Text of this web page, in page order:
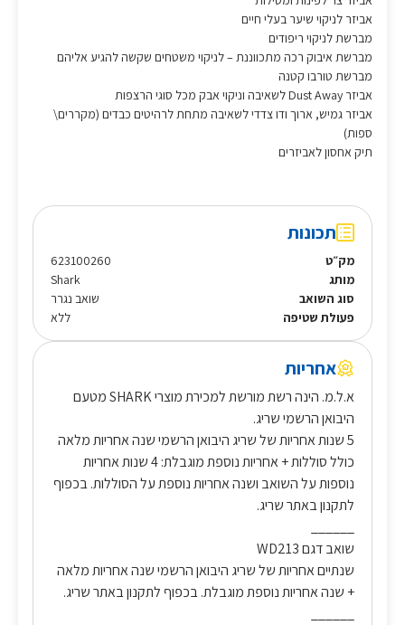
אביזר לניקוי שיער בעלי חיים
מברשת לניקוי ריפודים
מברשת איבוק רכה מתכווננת – לניקוי משטחים שקשה להגיע אליהם
מברשת טורבו קטנה
אביזר Dust Away לשאיבה וניקוי אבק מכל סוגי הרצפות
אביזר גמיש, ארוך ודו צדדי לשאיבה מתחת לרהיטים כבדים (מקררים\
ספות)
תיק אחסון לאביזרים
תכונות
מק״ט
623100260
מותג
Shark
סוג השואב
שואב נגרר
פעולת שטיפה
ללא
אחריות
א.ל.מ. הינה רשת מורשת למכירת מוצרי SHARK מטעם
היבואן הרשמי שריג.
5 שנות אחריות של שריג היבואן הרשמי שנה אחריות מלאה
כולל סוללות + אחריות נוספת מוגבלת: 4 שנות אחריות
נוספות על השואב ושנה אחריות נוספת על הסוללות. בכפוף
לתקנון באתר שריג.
שואב דגם WD213
שנתיים אחריות של שריג היבואן הרשמי שנה אחריות מלאה
+ שנה אחריות נוספת מוגבלת. בכפוף לתקנון באתר שריג.